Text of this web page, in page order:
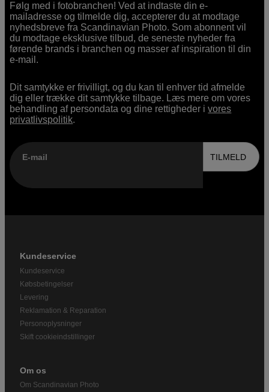
Følg med i fotobranchen! Ved at indtaste din e-
mailadresse og tilmelde dig, accepterer du at modtage
nyhedsbreve fra Scandinavian Photo. Som abonnent vil
du modtage eksklusive tilbud, de seneste nyheder fra
førende brands i branchen og masser af inspiration til din
e-mail.
Dit samtykke er frivilligt, og du kan til enhver tid afmelde
dig eller trække dit samtykke tilbage. Læs mere om vores
behandling af persondata og dine rettigheder ivores
privatlivspolitik.
E-mail TILMELD
Kundeservice
Kundeservice
Købsbetingelser
Levering
Reklamation & Reparation
Personoplysninger
Skift cookieindstillinger
Om os
Om Scandinavian Photo